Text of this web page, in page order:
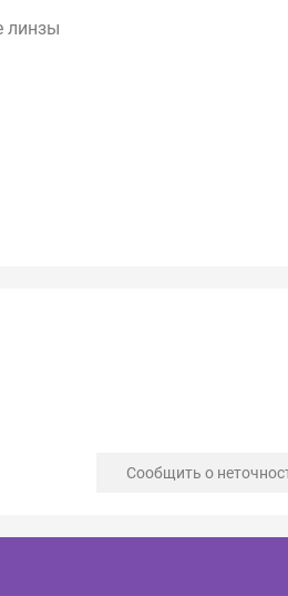
линзы
Сообщить о